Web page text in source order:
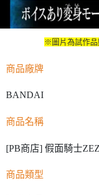
※圖片為試作
商品廠牌
BANDAI
商品名稱
[PB商店] 假面騎士
商品類型